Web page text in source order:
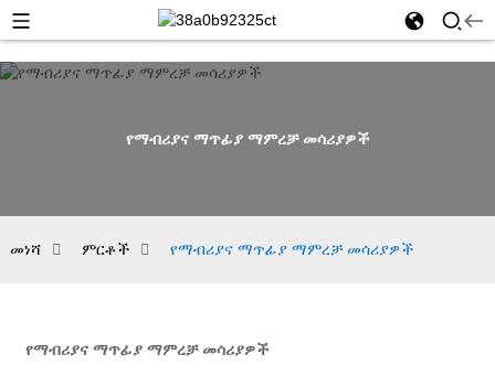
የማብሪያና ማጥፊያ ማምረቻ መሳሪያዎች
መነሻ ምርቶች የማብሪያና ማጥፊያ ማምረቻ መሳሪያዎች
የማብሪያና ማጥፊያ ማምረቻ መሳሪያዎች